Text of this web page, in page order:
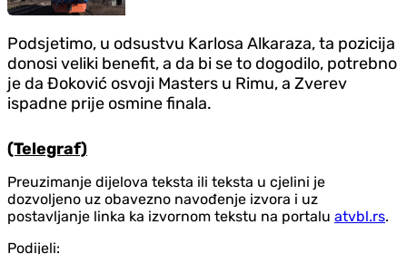
Podsjetimo, u odsustvu Karlosa Alkaraza, ta pozicija
donosi veliki benefit, a da bi se to dogodilo, potrebno
je da Đoković osvoji Masters u Rimu, a Zverev
ispadne prije osmine finala.
(Telegraf)
Preuzimanje dijelova teksta ili teksta u cjelini je
dozvoljeno uz obavezno navođenje izvora i uz
postavljanje linka ka izvornom tekstu na portalu atvbl.rs.
Podijeli: